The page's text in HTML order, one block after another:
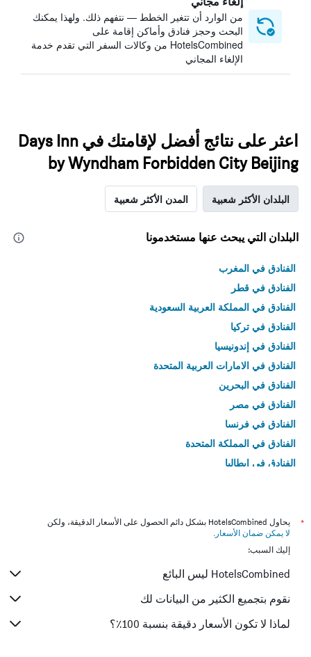
من الوارد أن تتغير الخطط — نتفهم ذلك. ولهذا يمكنك
البحث وحجز فنادق وأماكن إقامة على
HotelsCombined من وكالات السفر التي تقدم خدمة
الإلغاء المجاني
اعثر على نتائج أفضل لإقامتك في Days Inn
by Wyndham Forbidden City Beijing
البلدان الأكثر شعبية المدن الأكثر شعبية
البلدان التي يبحث عنها مستخدمونا
الفنادق في المغرب
الفنادق في قطر
الفنادق في المملكة العربية السعودية
الفنادق في تركيا
الفنادق في إندونيسيا
الفنادق في الامارات العربية المتحدة
الفنادق في البحرين
الفنادق في مصر
الفنادق في فرنسا
الفنادق في المملكة المتحدة
الفنادق في إيطاليا
*
يحاول HotelsCombined بشكل دائم الحصول على الأسعار الدقيقة، ولكن
لا يمكن ضمان الأسعار .
إليك السبب:
HotelsCombined ليس البائع
نقوم بتجميع الكثير من البيانات لك
لماذا لا تكون الأسعار دقيقة بنسبة 100٪؟